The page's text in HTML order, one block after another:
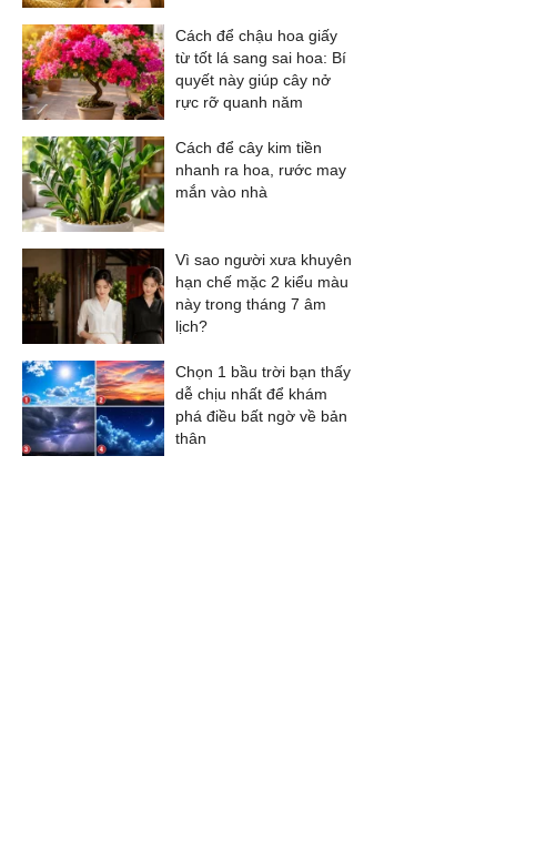
Cách để chậu hoa giấy
từ tốt lá sang sai hoa: Bí
quyết này giúp cây nở
rực rỡ quanh năm
Cách để cây kim tiền
nhanh ra hoa, rước may
mắn vào nhà
Vì sao người xưa khuyên
hạn chế mặc 2 kiểu màu
này trong tháng 7 âm
lịch?
Chọn 1 bầu trời bạn thấy
dễ chịu nhất để khám
phá điều bất ngờ về bản
thân